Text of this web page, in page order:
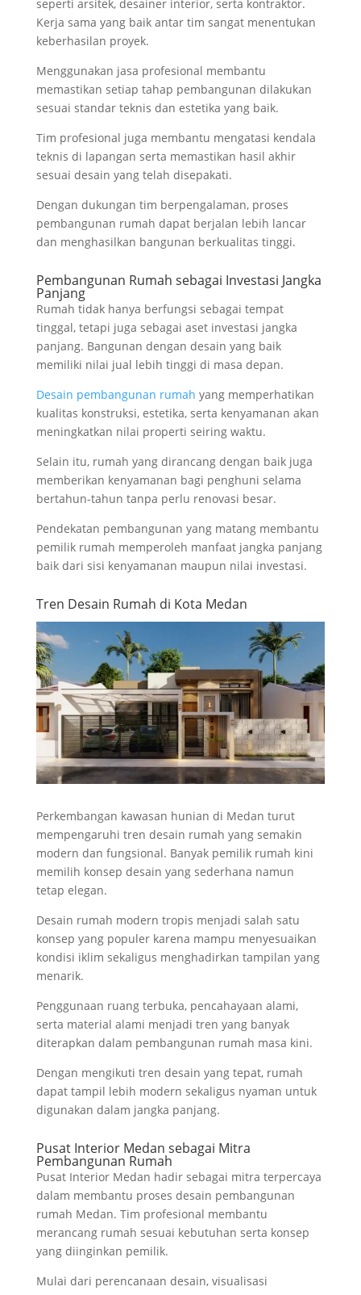
seperti arsitek, desainer interior, serta kontraktor.
Kerja sama yang baik antar tim sangat menentukan
keberhasilan proyek.
Menggunakan jasa profesional membantu
memastikan setiap tahap pembangunan dilakukan
sesuai standar teknis dan estetika yang baik.
Tim profesional juga membantu mengatasi kendala
teknis di lapangan serta memastikan hasil akhir
sesuai desain yang telah disepakati.
Dengan dukungan tim berpengalaman, proses
pembangunan rumah dapat berjalan lebih lancar
dan menghasilkan bangunan berkualitas tinggi.
Pembangunan Rumah sebagai Investasi Jangka
Panjang
Rumah tidak hanya berfungsi sebagai tempat
tinggal, tetapi juga sebagai aset investasi jangka
panjang. Bangunan dengan desain yang baik
memiliki nilai jual lebih tinggi di masa depan.
Desain pembangunan rumah yang memperhatikan
kualitas konstruksi, estetika, serta kenyamanan akan
meningkatkan nilai properti seiring waktu.
Selain itu, rumah yang dirancang dengan baik juga
memberikan kenyamanan bagi penghuni selama
bertahun-tahun tanpa perlu renovasi besar.
Pendekatan pembangunan yang matang membantu
pemilik rumah memperoleh manfaat jangka panjang
baik dari sisi kenyamanan maupun nilai investasi.
Tren Desain Rumah di Kota Medan
Perkembangan kawasan hunian di Medan turut
mempengaruhi tren desain rumah yang semakin
modern dan fungsional. Banyak pemilik rumah kini
memilih konsep desain yang sederhana namun
tetap elegan.
Desain rumah modern tropis menjadi salah satu
konsep yang populer karena mampu menyesuaikan
kondisi iklim sekaligus menghadirkan tampilan yang
menarik.
Penggunaan ruang terbuka, pencahayaan alami,
serta material alami menjadi tren yang banyak
diterapkan dalam pembangunan rumah masa kini.
Dengan mengikuti tren desain yang tepat, rumah
dapat tampil lebih modern sekaligus nyaman untuk
digunakan dalam jangka panjang.
Pusat Interior Medan sebagai Mitra
Pembangunan Rumah
Pusat Interior Medan hadir sebagai mitra terpercaya
dalam membantu proses desain pembangunan
rumah Medan. Tim profesional membantu
merancang rumah sesuai kebutuhan serta konsep
yang diinginkan pemilik.
Mulai dari perencanaan desain, visualisasi